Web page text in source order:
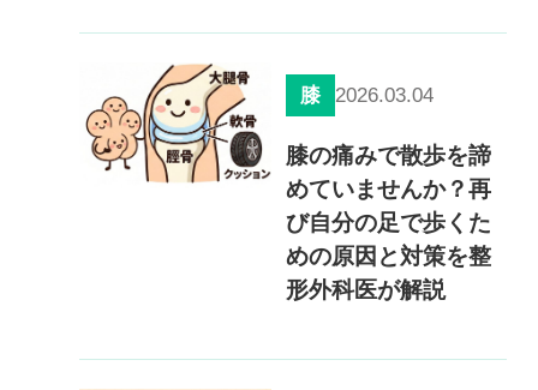
膝 2026.03.04
膝の痛みで散歩を諦
めていませんか？再
び自分の足で歩くた
めの原因と対策を整
形外科医が解説